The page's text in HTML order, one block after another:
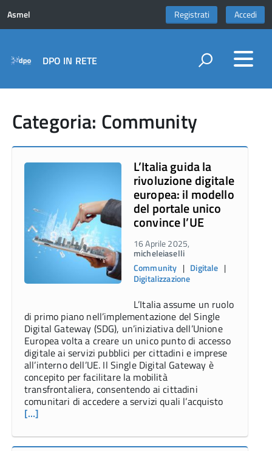
Asmel Registrati Accedi
DPO IN RETE
Categoria: Community
L’Italia guida la
rivoluzione digitale
europea: il modello
del portale unico
convince l’UE
16 Aprile 2025,
micheleiaselli
Community | Digitale |
Digitalizzazione
L’Italia assume un ruolo
di primo piano nell’implementazione del Single
Digital Gateway (SDG), un’iniziativa dell’Unione
Europea volta a creare un unico punto di accesso
digitale ai servizi pubblici per cittadini e imprese
all’interno dell’UE. Il Single Digital Gateway è
concepito per facilitare la mobilità
transfrontaliera, consentendo ai cittadini
comunitari di accedere a servizi quali l’acquisto
[…]